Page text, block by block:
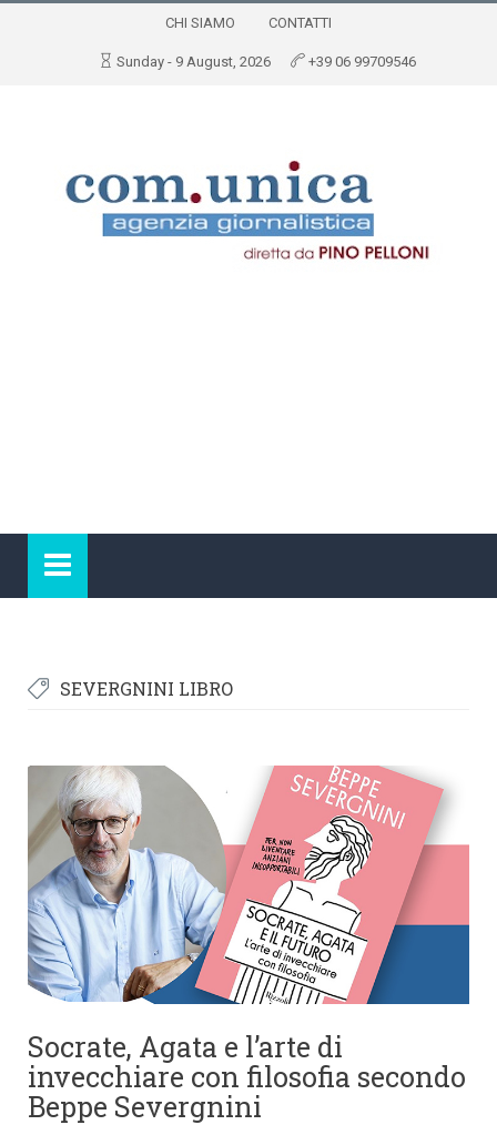
CHI SIAMO CONTATTI
Sunday - 9 August, 2026 +39 06 99709546
SEVERGNINI LIBRO
Socrate, Agata e l’arte di
invecchiare con filosofia secondo
Beppe Severgnini